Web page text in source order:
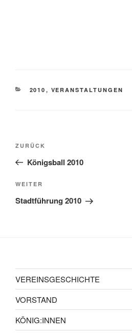
2010 , VERANSTALTUNGEN
ZURÜCK
Königsball 2010
WEITER
Stadtführung 2010
VEREINSGESCHICHTE
VORSTAND
KÖNIG:INNEN